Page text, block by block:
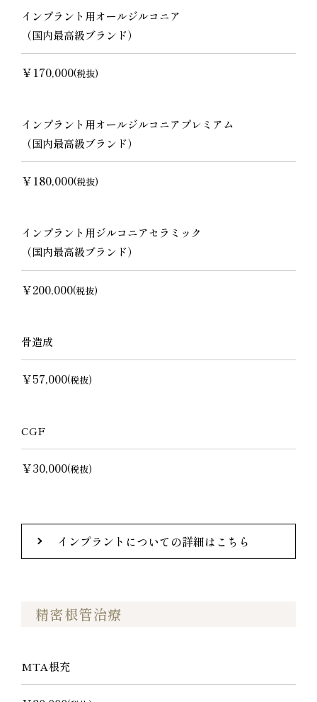
インプラント用オールジルコニア
（国内最高級ブランド）
￥170,000(税抜)
インプラント用オールジルコニアプレミアム
（国内最高級ブランド）
￥180,000(税抜)
インプラント用ジルコニアセラミック
（国内最高級ブランド）
￥200,000(税抜)
骨造成
￥57,000(税抜)
CGF
￥30,000(税抜)
インプラントについての詳細はこちら
精密根管治療
MTA根充